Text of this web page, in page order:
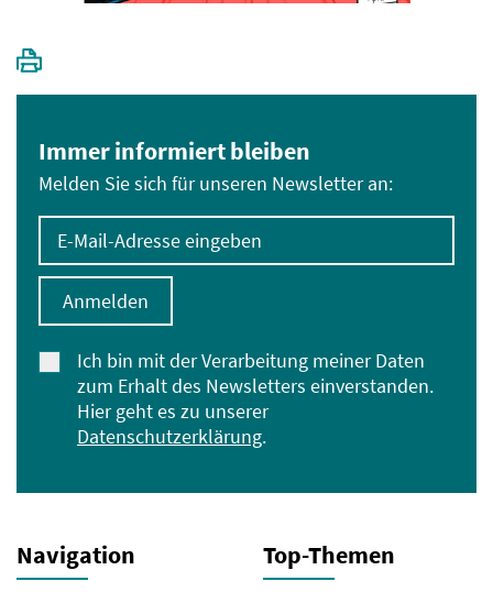
Immer informiert bleiben
Melden Sie sich für unseren Newsletter an:
E-Mail-Adresse eingeben
Ich bin mit der Verarbeitung meiner Daten
zum Erhalt des Newsletters einverstanden.
Hier geht es zu unserer
Datenschutzerklärung.
Anmelden
Navigation Top-Themen